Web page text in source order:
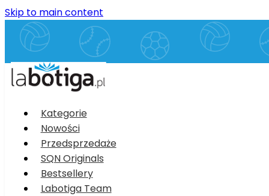
Skip to main content
Kategorie
Nowości
Przedsprzedaże
SQN Originals
Bestsellery
Labotiga Team